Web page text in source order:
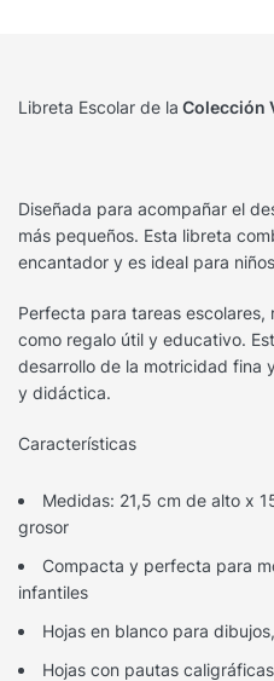
Libreta Escolar de la Colección
Diseñada para acompañar el
más pequeños. Esta libreta
encantador y es ideal para
Perfecta para tareas
como regalo útil y educativo.
desarrollo de la motricidad fina
y didáctica.
Características
Medidas: 21,5 cm de alto x
grosor
Compacta y perfecta para
infantiles
Hojas en blanco para
Hojas con pautas